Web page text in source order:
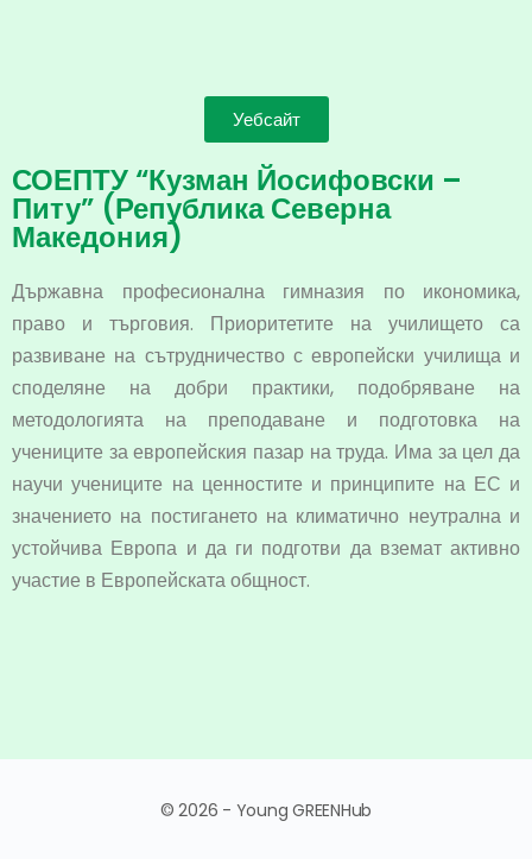
Уебсайт
СОЕПТУ “Кузман Йосифовски –
Питу” (Република Северна
Македония)
Държавна професионална гимназия по икономика,
право и търговия. Приоритетите на училището са
развиване на сътрудничество с европейски училища и
споделяне на добри практики, подобряване на
методологията на преподаване и подготовка на
учениците за европейския пазар на труда. Има за цел да
научи учениците на ценностите и принципите на ЕС и
значението на постигането на климатично неутрална и
устойчива Европа и да ги подготви да вземат активно
участие в Европейската общност.
© 2026 - Young GREENHub